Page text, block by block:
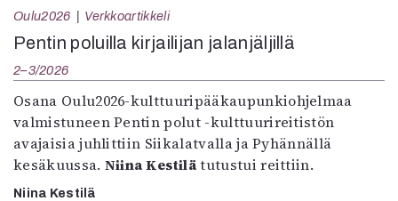
Oulu2026 Verkkoartikkeli
Pentin poluilla kirjailijan jalanjäljillä
2–3/2026
Osana Oulu2026-kulttuuripääkaupunkiohjelmaa
valmistuneen Pentin polut -kulttuurireitistön
avajaisia juhlittiin Siikalatvalla ja Pyhännällä
kesäkuussa. Niina Kestilätutustui reittiin.
Niina Kestilä